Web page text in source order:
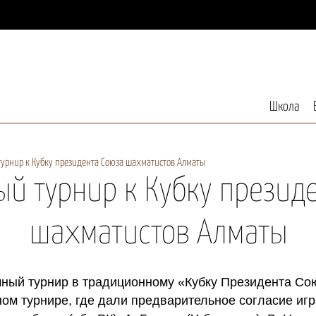
Школа
к Кубку президента Союза шахматистов Алматы
турнир к Кубку
шахматистов Алматы
турнир в традиционному «Кубку Президента
турнире, где дали предварительное согласие